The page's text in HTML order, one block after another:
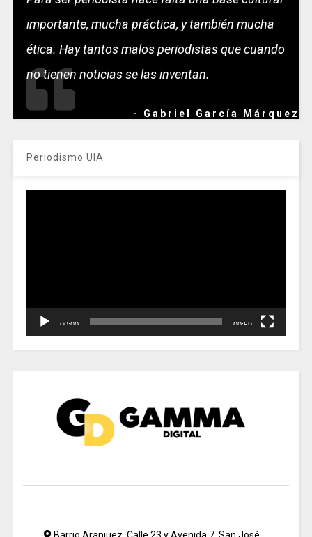
importante, mucha práctica, y también mucha
ética. Hay tantos malos periodistas que cuando
no tienen noticias se las inventan.
- Gabriel García Márquez
Periodismo UIA
00:00 00:59